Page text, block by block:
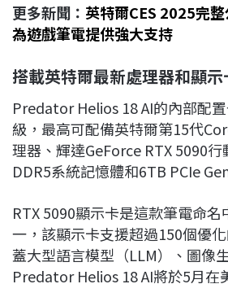
更多新聞： 英特爾CES 2025完
為遊戲筆電提供強大支持
搭載英特爾最新處理器和顯示
Predator Helios 18 AI的內部配
級，最高可配備英特爾第15代
理器、輝達GeForce RTX 5090
DDR5系統記憶體和6TB PCIe
RTX 5090顯示卡是這款筆電命名
一，該顯示卡支援超過150個優
蓋大型語言模型（LLM）、圖像
Predator Helios 18 AI將於5月在